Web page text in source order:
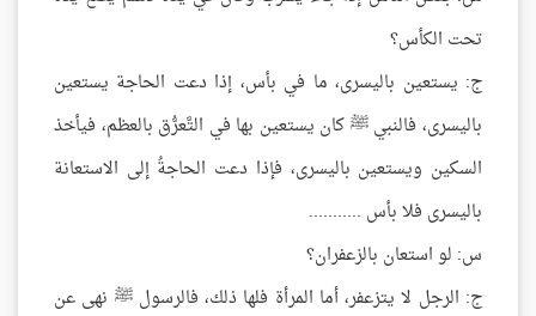
تحت الكأس؟
ج: يستعين باليسرى، ما في بأس، إذا دعت الحاجة يستعين
باليسرى، فالنبي ﷺ كان يستعين بها في التَّعرُّق بالعظم، فيأخذ
السكين ويستعين باليسرى، فإذا دعت الحاجةُ إلى الاستعانة
باليسرى فلا بأس ...........
س: لو استعان بالزعفران؟
ج: الرجل لا يتزعفر، أما المرأة فلها ذلك، فالرسول ﷺ نهى عن